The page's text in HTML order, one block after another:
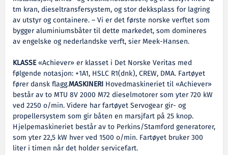
tm kran, dieseltransfersystem, og stor dekksplass for lagring
av utstyr og containere. – Vi er det første norske verftet som
bygger aluminiumsbåter til dette markedet, som domineres
av engelske og nederlandske verft, sier Meek-Hansen.
KLASSE«Achiever» er klasset i Det Norske Veritas med
følgende notasjon: +1A1, HSLC R1(dnk), CREW, DMA. Fartøyet
fører dansk flagg.MASKINERI Hovedmaskineriet til «Achiever»
består av to MTU 8V 2000 M72 dieselmotorer som yter 720 kW
ved 2250 o/min. Videre har fartøyet Servogear gir- og
propellersystem som gir båten en marsjfart på 25 knop.
Hjelpemaskineriet består av to Perkins/Stamford generatorer,
som yter 22,5 kW hver ved 1500 o/min. Fartøyet bruker 300
liter i timen når det holder servicefart.